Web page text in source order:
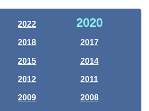
2022 2020
2018 2017
2015 2014
2012 2011
2009 2008